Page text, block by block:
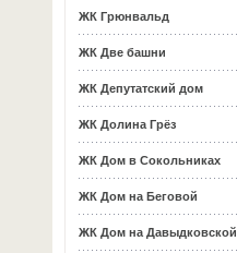
ЖК Грюнвальд
ЖК Две башни
ЖК Депутатский дом
ЖК Долина Грёз
ЖК Дом в Сокольниках
ЖК Дом на Беговой
ЖК Дом на Давыдковской